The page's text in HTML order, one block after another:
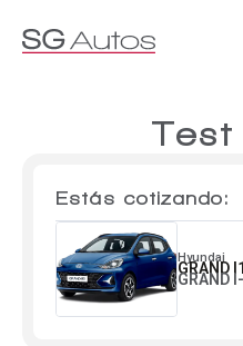
Autos nuevos
Autos usados
Repuestos
Sucursales
Autos nuevos
Autos usados
SUV
Hatchback
Test
Estás cotizando:
Hyundai
GRAND
GRAND